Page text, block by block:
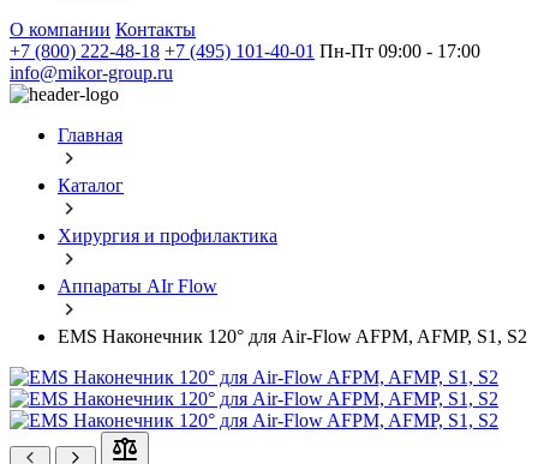
О компании Контакты
+7 (800) 222-48-18 +7 (495) 101-40-01 Пн-Пт 09:00 - 17:00
info@mikor-group.ru
Главная
Каталог
Хирургия и профилактика
Аппараты AIr Flow
EMS Наконечник 120° для Air-Flow AFPM, AFMP, S1, S2